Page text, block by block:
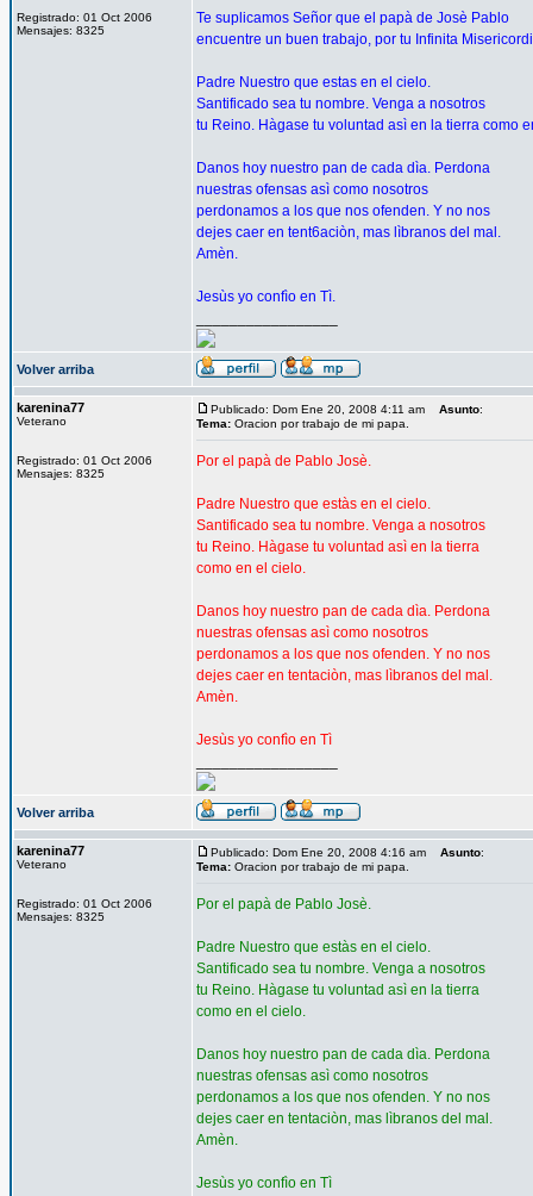
Registrado: 01 Oct 2006
Mensajes: 8325
Te suplicamos Señor que el papà de Josè Pablo
encuentre un buen trabajo, por tu Infinita
Padre Nuestro que estas en el cielo.
Santificado sea tu nombre. Venga a nosotros
tu Reino. Hàgase tu voluntad asì en la tierra como
Danos hoy nuestro pan de cada dìa. Perdona
nuestras ofensas asì como nosotros
perdonamos a los que nos ofenden. Y no nos
dejes caer en tent6aciòn, mas lìbranos del mal.
Amèn.
Jesùs yo confìo en Tì.
Volver arriba
karenina77
Veterano
Registrado: 01 Oct 2006
Mensajes: 8325
Publicado: Dom Ene 20, 2008 4:11 am Asunto:
Tema: Oracion por trabajo de mi papa.
Por el papà de Pablo Josè.
Padre Nuestro que estàs en el cielo.
Santificado sea tu nombre. Venga a nosotros
tu Reino. Hàgase tu voluntad asì en la tierra
como en el cielo.
Danos hoy nuestro pan de cada dìa. Perdona
nuestras ofensas asì como nosotros
perdonamos a los que nos ofenden. Y no nos
dejes caer en tentaciòn, mas lìbranos del mal.
Amèn.
Jesùs yo confìo en Tì
Volver arriba
karenina77
Veterano
Registrado: 01 Oct 2006
Mensajes: 8325
Publicado: Dom Ene 20, 2008 4:16 am Asunto:
Tema: Oracion por trabajo de mi papa.
Por el papà de Pablo Josè.
Padre Nuestro que estàs en el cielo.
Santificado sea tu nombre. Venga a nosotros
tu Reino. Hàgase tu voluntad asì en la tierra
como en el cielo.
Danos hoy nuestro pan de cada dìa. Perdona
nuestras ofensas asì como nosotros
perdonamos a los que nos ofenden. Y no nos
dejes caer en tentaciòn, mas lìbranos del mal.
Amèn.
Jesùs yo confìo en Tì